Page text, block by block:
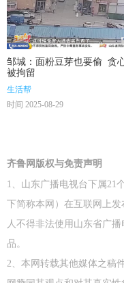
邹城：面粉豆芽也要偷 贪
被拘留
生活帮
时间 2025-08-29
齐鲁网版权与免责声明
1、山东广播电视台下属21
下简称本网）在互联网上
人不得非法使用山东省广
品。
2、本网转载其他媒体之稿